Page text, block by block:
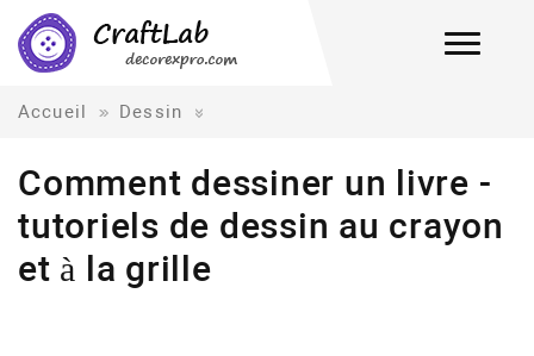
Accueil Dessin
Comment dessiner un livre -
tutoriels de dessin au crayon
et à la grille